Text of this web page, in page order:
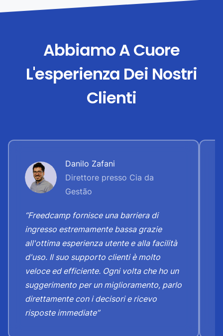
Abbiamo A Cuore
L'esperienza Dei Nostri
Clienti
Danilo Zafani
Direttore presso Cia da
Gestão
“Freedcamp fornisce una barriera di
ingresso estremamente bassa grazie
all'ottima esperienza utente e alla facilità
d'uso. Il suo supporto clienti è molto
veloce ed efficiente. Ogni volta che ho un
suggerimento per un miglioramento, parlo
direttamente con i decisori e ricevo
risposte immediate”